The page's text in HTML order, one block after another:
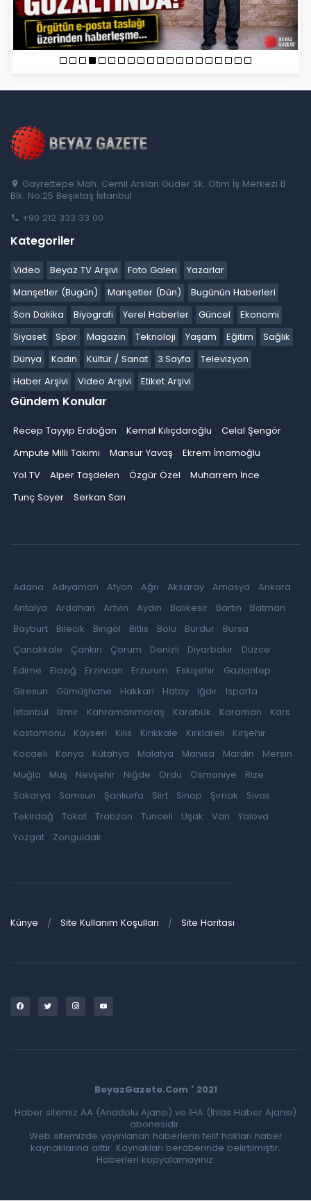
Gayrettepe Mah. Cemil Arslan Güder Sk. Otim İş Merkezi B
Blk. No:25 Beşiktaş İstanbul
+90 212 333 33 00
Kategoriler
Video Beyaz TV Arşivi Foto Galeri
Yazarlar
Manşetler (Bugün)
Manşetler (Dün)
Bugünün Haberleri
Son Dakika
Biyografi Yerel Haberler Güncel
Ekonomi
Siyaset
Spor Magazin Teknoloji Yaşam Eğitim
Sağlık
Dünya
Kadın Kültür / Sanat 3.Sayfa
Televizyon
Haber Arşivi
Video Arşivi Etiket Arşivi
Gündem Konular
Recep Tayyip Erdoğan Kemal Kılıçdaroğlu
Celal Şengör
Ampute Milli Takımı
Mansur Yavaş
Ekrem İmamoğlu
Yol TV
Alper Taşdelen Özgür Özel
Muharrem İnce
Tunç Soyer
Serkan Sarı
Adana Adıyaman Afyon Ağrı Aksaray Amasya
Ankara
Antalya
Ardahan Artvin Aydın Balıkesir Bartın
Batman
Bayburt
Bilecik Bingöl Bitlis Bolu Burdur
Bursa
Çanakkale
Çankırı Çorum Denizli Diyarbakır
Düzce
Edirne
Elazığ Erzincan Erzurum Eskişehir
Gaziantep
Giresun
Gümüşhane Hakkari Hatay Iğdır
Isparta
İstanbul
İzmir Kahramanmaraş Karabük Karaman
Kars
Kastamonu
Kayseri Kilis Kırıkkale Kırklareli
Kırşehir
Kocaeli
Konya Kütahya Malatya Manisa Mardin
Mersin
Muğla
Muş Nevşehir Niğde Ordu Osmaniye
Rize
Sakarya
Samsun Şanlıurfa Siirt Sinop Şırnak
Sivas
Tekirdağ
Tokat Trabzon Tunceli Uşak Van
Yalova
Yozgat
Zonguldak
Künye Site Kullanım Koşulları Site Haritası
BeyazGazete.Com ' 2021
Haber sitemiz AA (Anadolu Ajansı) ve İHA (İhlas Haber Ajansı)
abonesidir.
Web sitemizde yayınlanan haberlerin telif hakları haber
kaynaklarına aittir. Kaynakları beraberinde belirtilmiştir.
Haberleri kopyalamayınız.